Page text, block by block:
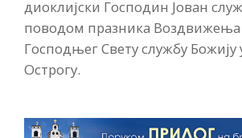
диоклијски Господин Јован
поводом празника Воздвижења
Господњег Свету службу Божију
Острогу.